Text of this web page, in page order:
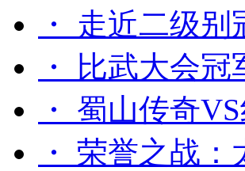
・ 走近二级
・ 比武大会
・ 蜀山传奇
・ 荣誉之战